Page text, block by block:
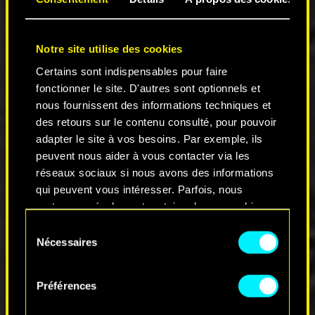
Notre site utilise des cookies
Certains sont indispensables pour faire
fonctionner le site. D'autres sont optionnels et
nous fournissent des informations techniques et
des retours sur le contenu consulté, pour pouvoir
adapter le site à vos besoins. Par exemple, ils
peuvent nous aider à vous contacter via les
réseaux sociaux si nous avons des informations
qui peuvent vous intéresser. Parfois, nous
partageons également certains de nos cookies
optionnels ne seront appliqués qu'avec votre
Vous pouvez consulter tous les détails sur notre
Nécessaires
Préférences
Correction de certains problèmes de
V apparaît plus modeste dans l'aperçu de
Les PNJ apparaissent plus rapidement dans
la zone de quête dans Stadium Love.
Ajout de la chaleur au HDR.
Correction des PNJ posant en T dans les
quêtesActivité criminelle suspectée : Dites
non aux droguesetContrat : Marchandise
volée.
Correction d'un problème où, après une
danse sensorielle, il était possible d'être
Les icônes de silencieux ne sont plus
Interface utilisateur